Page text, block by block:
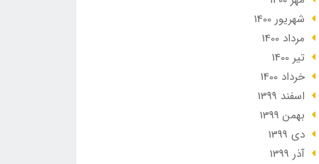
شهریور 1400
مرداد 1400
تير 1400
خرداد 1400
اسفند 1399
بهمن 1399
دی 1399
آذر 1399